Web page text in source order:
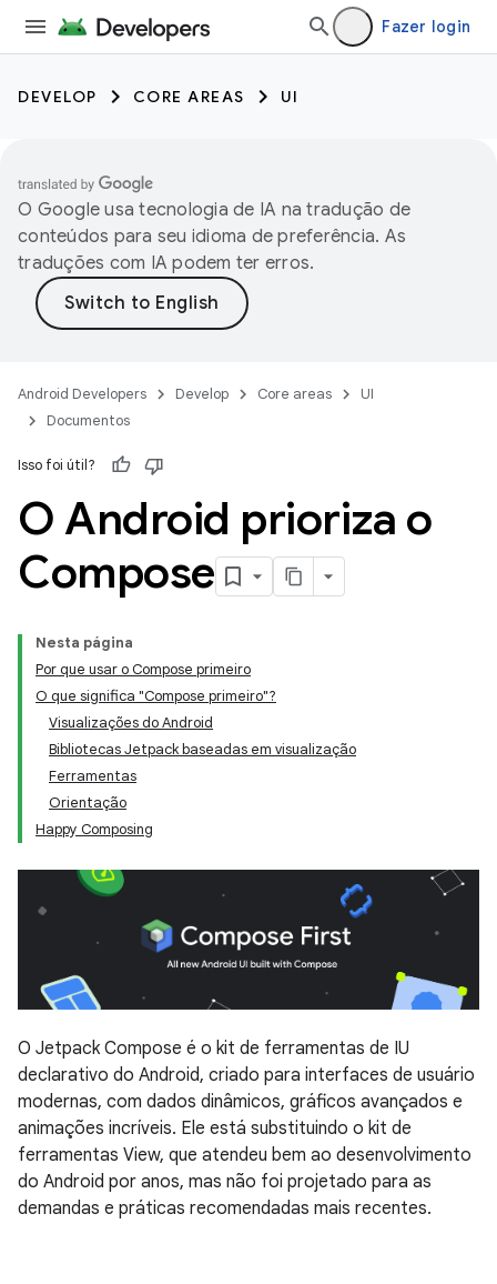
Fazer login
DEVELOP CORE AREAS UI
O Google usa tecnologia de IA na tradução de
conteúdos para seu idioma de preferência. As
traduções com IA podem ter erros.
Android Developers Develop Core areas
UI
Documentos
Isso foi útil?
O Android prioriza o
Compose
Nesta página
Por que usar o Compose primeiro
O que significa "Compose primeiro"?
Visualizações do Android
Bibliotecas Jetpack baseadas em visualização
Ferramentas
Orientação
Happy Composing
O Jetpack Compose é o kit de ferramentas de IU
declarativo do Android, criado para interfaces de usuário
modernas, com dados dinâmicos, gráficos avançados e
animações incríveis. Ele está substituindo o kit de
ferramentas View, que atendeu bem ao desenvolvimento
do Android por anos, mas não foi projetado para as
demandas e práticas recomendadas mais recentes.